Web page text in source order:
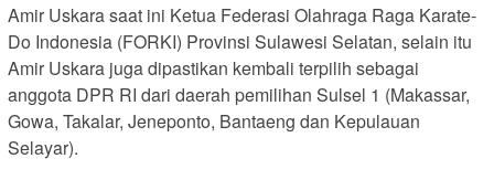
Amir Uskara saat ini Ketua Federasi Olahraga Raga Karate-
Do Indonesia (FORKI) Provinsi Sulawesi Selatan, selain itu
Amir Uskara juga dipastikan kembali terpilih sebagai
anggota DPR RI dari daerah pemilihan Sulsel 1 (Makassar,
Gowa, Takalar, Jeneponto, Bantaeng dan Kepulauan
Selayar).